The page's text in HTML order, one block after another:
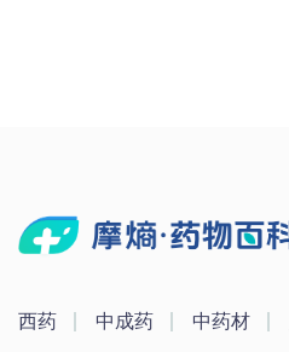
西药 中成药 中药材